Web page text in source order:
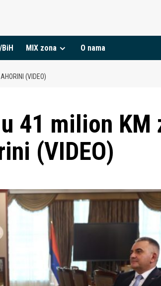
MIX zona O nama
(VIDEO)
41 milion KM
(VIDEO)